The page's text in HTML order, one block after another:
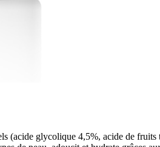
glycolique 4,5%, acide de